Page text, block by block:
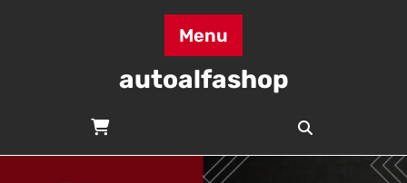
Menu
autoalfashop